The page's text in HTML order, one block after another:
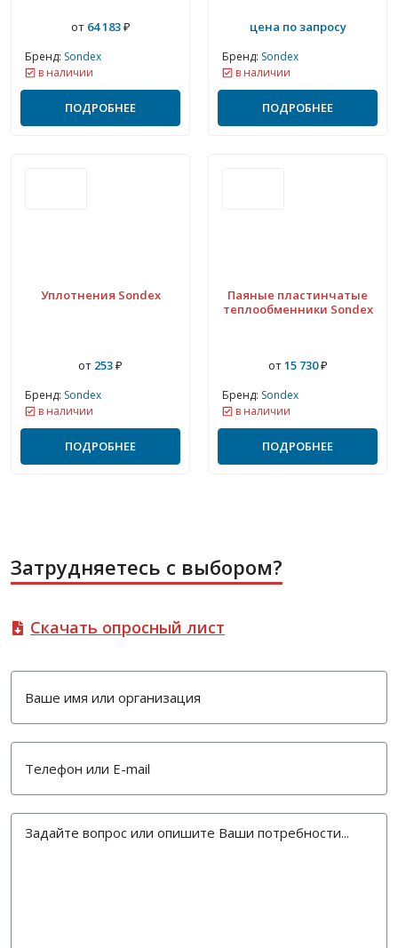
от64 183₽
Бренд: Sondex
в наличии
ПОДРОБНЕЕ
цена по запросу
Бренд: Sondex
в наличии
ПОДРОБНЕЕ
Уплотнения Sondex
от 253₽
Бренд: Sondex
в наличии
ПОДРОБНЕЕ
Паяные пластинчатые
теплообменники Sondex
от15 730₽
Бренд: Sondex
в наличии
ПОДРОБНЕЕ
Затрудняетесь с выбором?
Скачать опросный лист